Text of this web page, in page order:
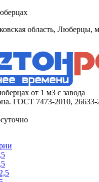
область, Люберцы,
от 1 м3 с завода
ГОСТ 7473-2010, 26633-